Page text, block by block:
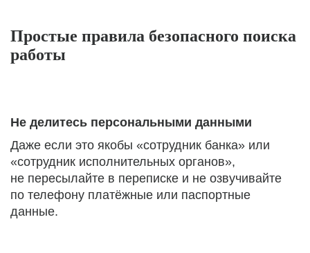
Простые правила безопасного поиска
работы
Не делитесь персональными данными
Даже если это якобы «сотрудник банка» или
«сотрудник исполнительных органов»,
не пересылайте в переписке и не озвучивайте
по телефону платёжные или паспортные
данные.